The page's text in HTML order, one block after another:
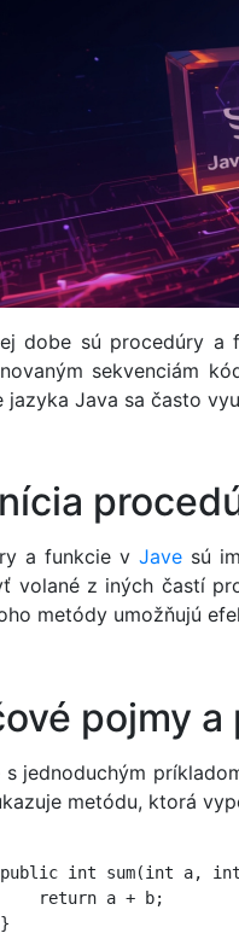
dobe sú procedúry a
sekvenciám
jazyka Java sa často
a funkcie v Jave sú
volané z iných častí
metódy umožňujú
pojmy a
s jednoduchým
metódu, ktorá
int sum(int a,
return a + b;